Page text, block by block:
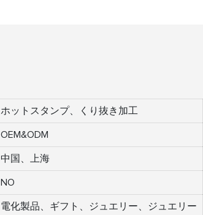
ホットスタンプ、くり抜き加工
OEM&ODM
中国、上海
NO
電化製品、ギフト、ジュエリー、ジュエリー